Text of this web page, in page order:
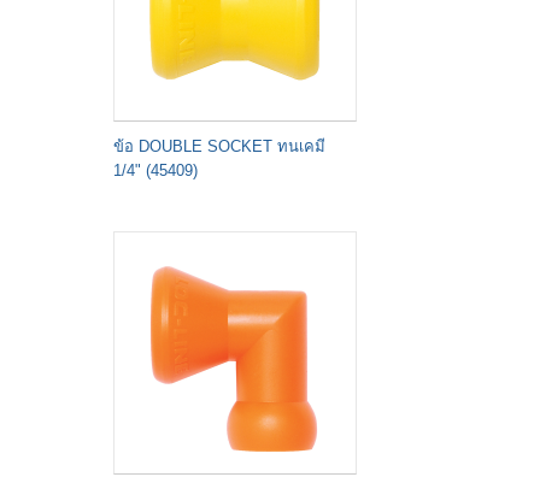
ข้อ DOUBLE SOCKET ทนเคมี
1/4" (45409)